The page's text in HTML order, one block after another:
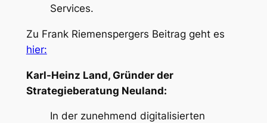
Services.
Zu Frank Riemenspergers Beitrag geht es
hier:
Karl-Heinz Land, Gründer der
Strategieberatung Neuland:
In der zunehmend digitalisierten